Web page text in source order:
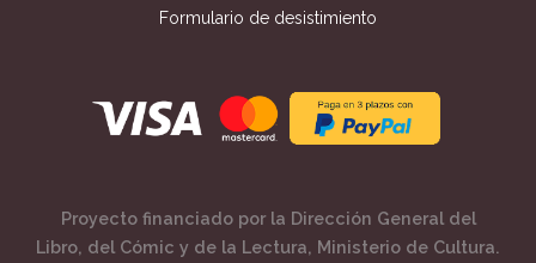
Formulario de desistimiento
Proyecto financiado por la Dirección General del
Libro, del Cómic y de la Lectura, Ministerio de Cultura.